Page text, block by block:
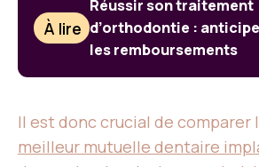
À lire
Réussir son traitement
d’orthodontie :
les remboursements
Il est donc crucial de comparer
meilleur mutuelle dentaire